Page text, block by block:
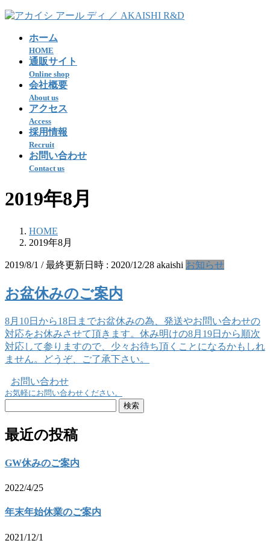
コ
ナ
ホーム
HOME
通販サイト
Online shop
会社概要
About us
アクセス
Access
採用情報
Recruit
お問い合わせ
Contact us
2019年8月
HOME
2019年8月
2019/8/1 / 最終更新日時 : 2020/12/28 akaishi お知らせ
お盆休みのご案内
8月10日から18日までお盆休みの為、発送やお問い合わせの
対応をお休みさせて頂きます。休み明けの8月19日から順次
対応して参りますので、少々お待ち頂くことになるかもしれ
ません。どうぞ、ご了承下さい。
お問い合わせ
お気軽にお問い合わせください。
最近の投稿
GW休みのご案内
2022/4/25
年末年始休業のご案内
2021/12/1